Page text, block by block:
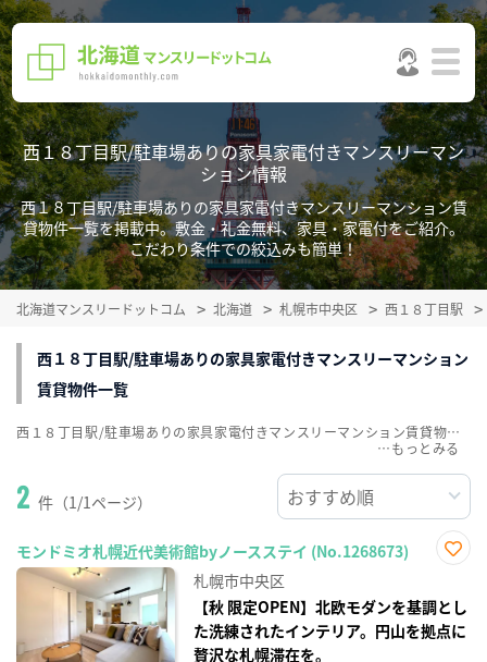
西１８丁目駅/駐車場ありの家具家電付きマンスリーマン
ション情報
西１８丁目駅/駐車場ありの家具家電付きマンスリーマンション賃
貸物件一覧を掲載中。敷金・礼金無料、家具・家電付をご紹介。
こだわり条件での絞込みも簡単！
北海道マンスリードットコム 北海道 札幌市中央区 西１８丁目駅
西１８丁目駅/駐車場ありの家具家電付きマンスリーマンション
賃貸物件一覧
2 件（1/1ページ）
モンドミオ札幌近代美術館byノースステイ (No.1268673)
り登
録
札幌市中央区
【秋 限定OPEN】北欧モダンを基調とし
た洗練されたインテリア。円山を拠点に
贅沢な札幌滞在を。
西１８丁目駅/駐車場ありの家具家電付きマンスリーマンション賃貸物件一覧を掲載中。敷金・礼金無料、家具・家電付をご紹介。こだわり条件での絞込みも簡単！
…